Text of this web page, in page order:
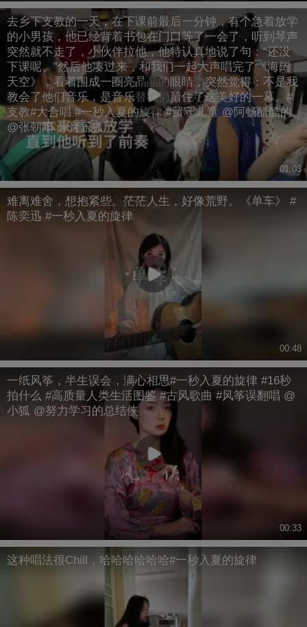
去乡下支教的一天，在下课前最后一分钟，有个急着放学
的小男孩，他已经背着书包在门口等了一会了，听到琴声
突然就不走了，小伙伴拉他，他特认真地说了句：“还没
下课呢。”然后他凑过来，和我们一起大声唱完了《海阔
天空》，看着围成一圈亮晶晶的眼睛，突然觉得：不是我
教会了他们音乐，是音乐替我们留住了这美好的一幕。#
支教#大合唱 #一秒入夏的旋律 #留守儿童 @阿畅酷酷的
@张朝阳 @音乐狐
01:03
难离难舍，想抱紧些。茫茫人生，好像荒野。《单车》 #
陈奕迅 #一秒入夏的旋律
00:48
一纸风筝，半生误会，满心相思#一秒入夏的旋律 #16秒
拍什么 #高质量人类生活图鉴 #古风歌曲 #风筝误翻唱 @
小狐 @努力学习的总结侠
00:33
这种唱法很Chill，哈哈哈哈哈哈#一秒入夏的旋律